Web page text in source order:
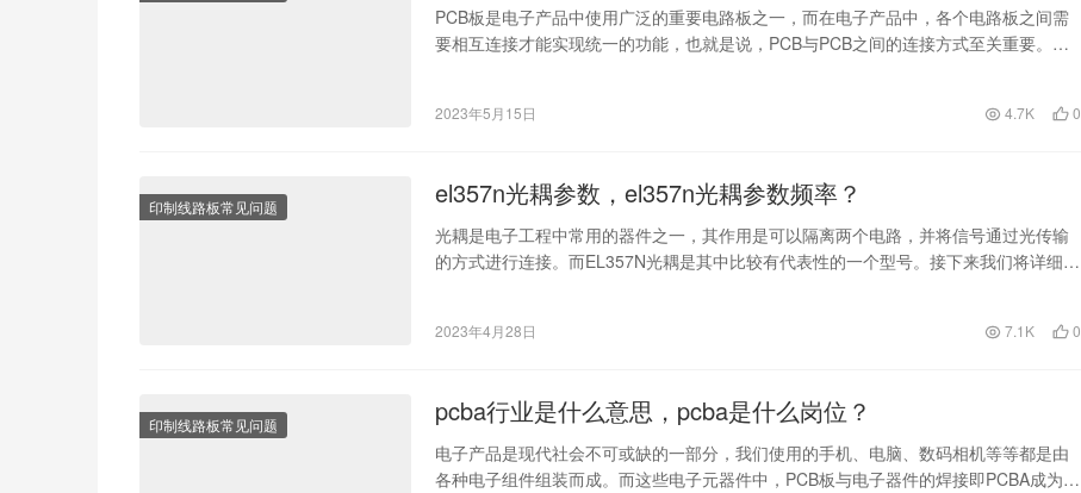
PCB板是电子产品中使用广泛的重要电路板之一，而在电子产品中，各个电路板之间需
要相互连接才能实现统一的功能，也就是说，PCB与PCB之间的连接方式至关重要。那
2023年5月15日 4.7K 0
印制线路板常见问题 el357n光耦参数，el357n光耦参数频率？
光耦是电子工程中常用的器件之一，其作用是可以隔离两个电路，并将信号通过光传输
的方式进行连接。而EL357N光耦是其中比较有代表性的一个型号。接下来我们将详细介
2023年4月28日 7.1K 0
印制线路板常见问题 pcba行业是什么意思，pcba是什么岗位？
电子产品是现代社会不可或缺的一部分，我们使用的手机、电脑、数码相机等等都是由
各种电子组件组装而成。而这些电子元器件中，PCB板与电子器件的焊接即PCBA成为了